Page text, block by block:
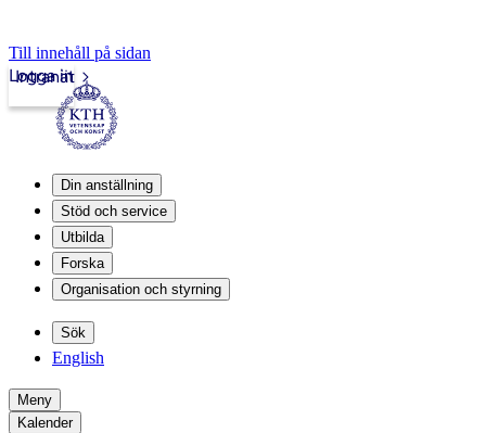
Till innehåll på sidan
Intranät
Logga in
Din anställning
Stöd och service
Utbilda
Forska
Organisation och styrning
Sök
English
Meny
Kalender